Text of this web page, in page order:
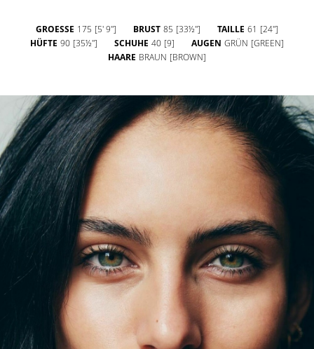
GROESSE 175 [5' 9''] BRUST 85 [33½''] TAILLE 61 [24'']
HÜFTE 90 [35½''] SCHUHE 40 [9] AUGEN GRÜN [GREEN]
HAARE BRAUN [BROWN]